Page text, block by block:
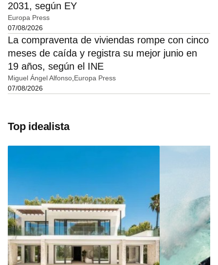
2031, según EY
Europa Press
07/08/2026
La compraventa de viviendas rompe con cinco
meses de caída y registra su mejor junio en
19 años, según el INE
Miguel Ángel Alfonso Europa Press
07/08/2026
Top idealista